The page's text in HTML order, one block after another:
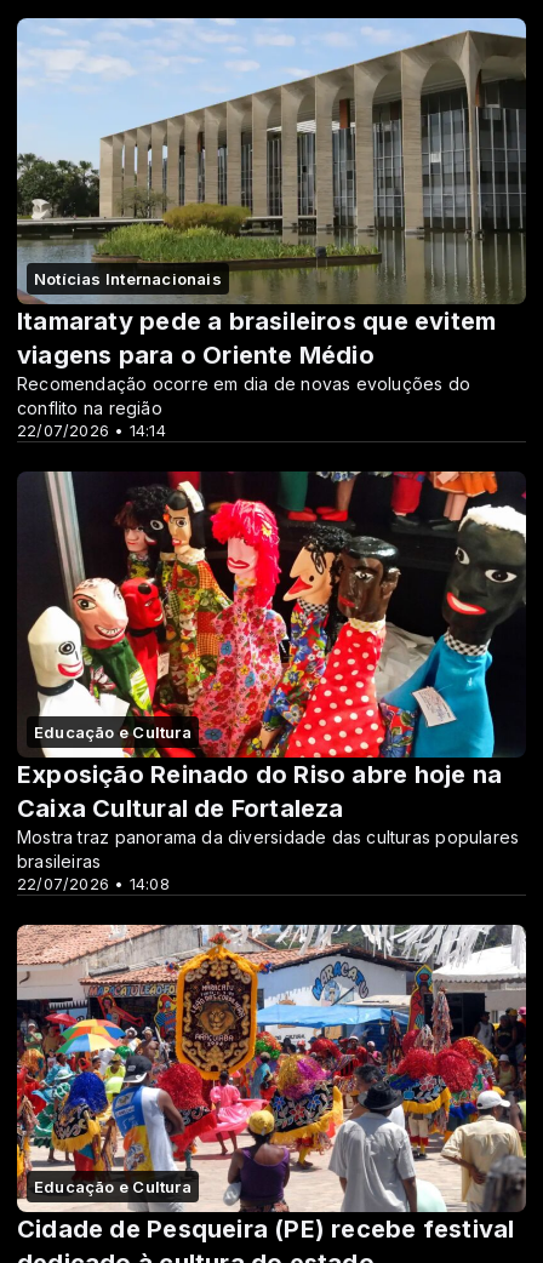
Notícias Internacionais
22/07/2026 • 14:14
Itamaraty pede a brasileiros que evitem
viagens para o Oriente Médio
Recomendação ocorre em dia de novas evoluções do
conflito na região
Educação e Cultura
22/07/2026 • 14:08
Exposição Reinado do Riso abre hoje na
Caixa Cultural de Fortaleza
Mostra traz panorama da diversidade das culturas populares
brasileiras
Educação e Cultura
Cidade de Pesqueira (PE) recebe festival